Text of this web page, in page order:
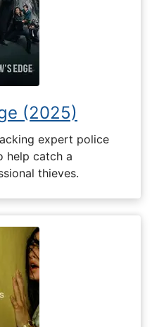
(2025)
expert police
help catch a
thieves.